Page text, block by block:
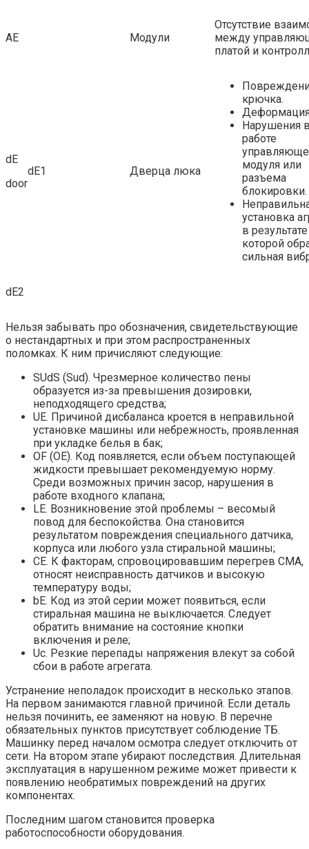
АЕ Модули
Отсутствие
между
платой и
dE
door
dE1 Дверца люка
крючка.
Нарушения
работе
модуля или
разъема
блокировки.
установка
в результате
которой
сильная
dE2
Нельзя забывать про обозначения, свидетельствующие
о нестандартных и при этом распространенных
поломках. К ним причисляют следующие:
SUdS (Sud). Чрезмерное количество пены
образуется из-за превышения дозировки,
неподходящего средства;
UE. Причиной дисбаланса кроется в неправильной
установке машины или небрежность, проявленная
при укладке белья в бак;
OF (OE). Код появляется, если объем поступающей
жидкости превышает рекомендуемую норму.
Среди возможных причин засор, нарушения в
работе входного клапана;
LE. Возникновение этой проблемы – весомый
повод для беспокойства. Она становится
результатом повреждения специального датчика,
корпуса или любого узла стиральной машины;
СЕ. К факторам, спровоцировавшим перегрев СМА,
относят неисправность датчиков и высокую
температуру воды;
bE. Код из этой серии может появиться, если
стиральная машина не выключается. Следует
обратить внимание на состояние кнопки
включения и реле;
Uc. Резкие перепады напряжения влекут за собой
сбои в работе агрегата.
Устранение неполадок происходит в несколько этапов.
На первом занимаются главной причиной. Если деталь
нельзя починить, ее заменяют на новую. В перечне
обязательных пунктов присутствует соблюдение ТБ.
Машинку перед началом осмотра следует отключить от
сети. На втором этапе убирают последствия. Длительная
эксплуатация в нарушенном режиме может привести к
появлению необратимых повреждений на других
компонентах.
Последним шагом становится проверка
работоспособности оборудования.